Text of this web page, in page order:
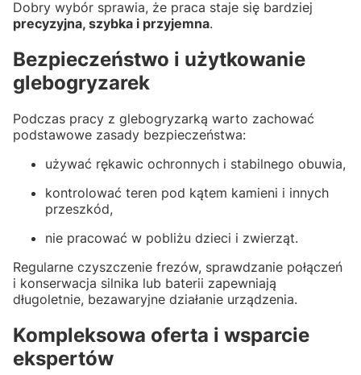
Dobry wybór sprawia, że praca staje się bardziej
precyzyjna, szybka i przyjemna.
Bezpieczeństwo i użytkowanie
glebogryzarek
Podczas pracy z glebogryzarką warto zachować
podstawowe zasady bezpieczeństwa:
używać rękawic ochronnych i stabilnego obuwia,
kontrolować teren pod kątem kamieni i innych
przeszkód,
nie pracować w pobliżu dzieci i zwierząt.
Regularne czyszczenie frezów, sprawdzanie połączeń
i konserwacja silnika lub baterii zapewniają
długoletnie, bezawaryjne działanie urządzenia.
Kompleksowa oferta i wsparcie
ekspertów